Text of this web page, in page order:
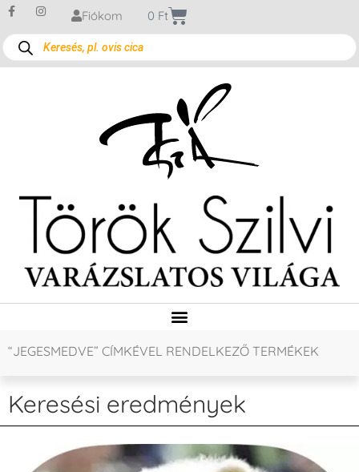
Fiókom 0 Ft
“JEGESMEDVE” CÍMKÉVEL RENDELKEZŐ TERMÉKEK
Keresési eredmények